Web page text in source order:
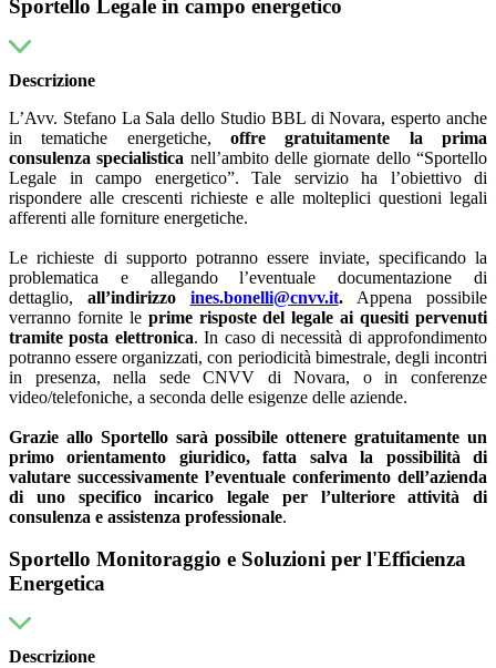
Sportello Legale in campo energetico
Descrizione
L’Avv. Stefano La Sala dello Studio BBL di Novara, esperto anche
in tematiche energetiche, offre gratuitamente
la prima
consulenza specialistica nell’ambito delle giornate dello “Sportello
Legale in campo energetico”. Tale servizio ha l’obiettivo di
rispondere alle crescenti richieste e alle molteplici questioni legali
afferenti alle forniture energetiche.
Le richieste di supporto potranno essere inviate, specificando la
problematica e allegando l’eventuale documentazione di
dettaglio, all’indirizzo ines.bonelli@cnvv.it. Appena possibile
verranno fornite le prime risposte del legale ai quesiti pervenuti
tramite posta elettronica. In caso di necessità di approfondimento
potranno essere organizzati, con periodicità bimestrale, degli incontri
in presenza, nella sede CNVV di Novara, o in conferenze
video/telefoniche, a seconda delle esigenze delle aziende.
Grazie allo Sportello sarà possibile ottenere gratuitamente un
primo orientamento giuridico, fatta salva la possibilità di
valutare successivamente l’eventuale conferimento dell’azienda
di uno specifico incarico legale per l’ulteriore attività di
consulenza e assistenza professionale.
Sportello Monitoraggio e Soluzioni per l'Efficienza
Energetica
Descrizione